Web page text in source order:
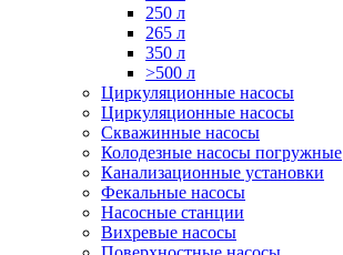
250 л
265 л
350 л
>500 л
Циркуляционные насосы
Циркуляционные насосы
Скважинные насосы
Колодезные насосы погружные
Канализационные установки
Фекальные насосы
Насосные станции
Вихревые насосы